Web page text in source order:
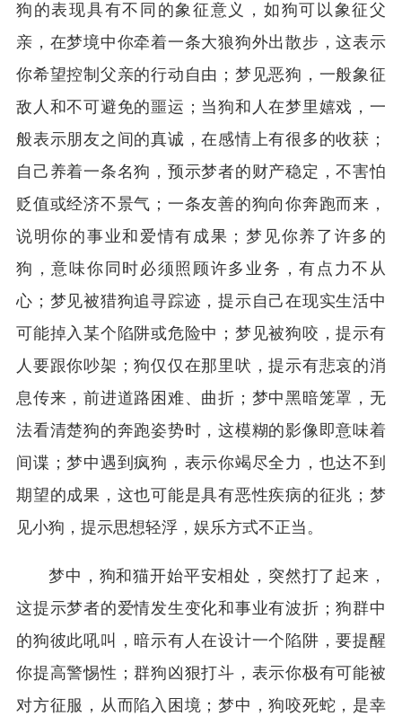
狗的表现具有不同的象征意义，如狗可以象征父
亲，在梦境中你牵着一条大狼狗外出散步，这表示
你希望控制父亲的行动自由；梦见恶狗，一般象征
敌人和不可避免的噩运；当狗和人在梦里嬉戏，一
般表示朋友之间的真诚，在感情上有很多的收获；
自己养着一条名狗，预示梦者的财产稳定，不害怕
贬值或经济不景气；一条友善的狗向你奔跑而来，
说明你的事业和爱情有成果；梦见你养了许多的
狗，意味你同时必须照顾许多业务，有点力不从
心；梦见被猎狗追寻踪迹，提示自己在现实生活中
可能掉入某个陷阱或危险中；梦见被狗咬，提示有
人要跟你吵架；狗仅仅在那里吠，提示有悲哀的消
息传来，前进道路困难、曲折；梦中黑暗笼罩，无
法看清楚狗的奔跑姿势时，这模糊的影像即意味着
间谍；梦中遇到疯狗，表示你竭尽全力，也达不到
期望的成果，这也可能是具有恶性疾病的征兆；梦
见小狗，提示思想轻浮，娱乐方式不正当。
梦中，狗和猫开始平安相处，突然打了起来，
这提示梦者的爱情发生变化和事业有波折；狗群中
的狗彼此吼叫，暗示有人在设计一个陷阱，要提醒
你提高警惕性；群狗凶狠打斗，表示你极有可能被
对方征服，从而陷入困境；梦中，狗咬死蛇，是幸